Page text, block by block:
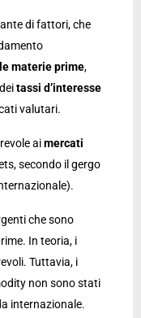
di fattori, che
materie prime,
tassi d’interesse
valutari.
aimercati
secondo il gergo
che sono
In teoria, i
Tuttavia, i
non sono stati
internazionale.